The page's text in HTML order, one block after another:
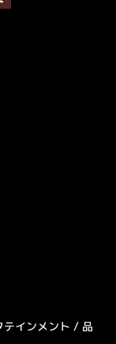
テインメント / 品